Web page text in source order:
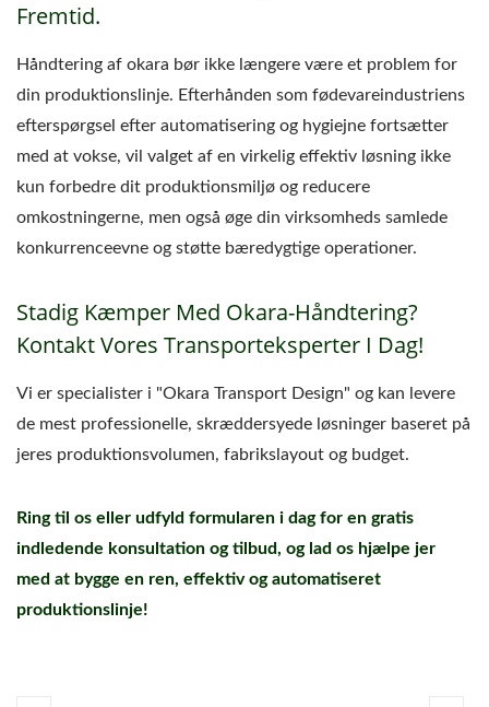
Fremtid.
Håndtering af okara bør ikke længere være et problem for
din produktionslinje. Efterhånden som fødevareindustriens
efterspørgsel efter automatisering og hygiejne fortsætter
med at vokse, vil valget af en virkelig effektiv løsning ikke
kun forbedre dit produktionsmiljø og reducere
omkostningerne, men også øge din virksomheds samlede
konkurrenceevne og støtte bæredygtige operationer.
Stadig Kæmper Med Okara-Håndtering?
Kontakt Vores Transporteksperter I Dag!
Vi er specialister i "Okara Transport Design" og kan levere
de mest professionelle, skræddersyede løsninger baseret på
jeres produktionsvolumen, fabrikslayout og budget.
Ring til os eller udfyld formularen i dag for en gratis
indledende konsultation og tilbud, og lad os hjælpe jer
med at bygge en ren, effektiv og automatiseret
produktionslinje!